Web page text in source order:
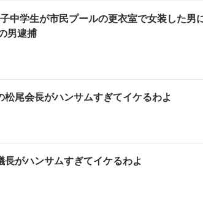
子中学生が市民プールの更衣室で女装した
男逮捕
松尾会長がハンサムすぎてイケるわよ
長がハンサムすぎてイケるわよ